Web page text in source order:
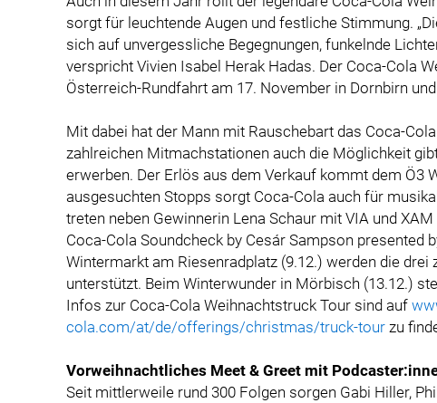
sorgt für leuchtende Augen und festliche Stimmung.
sich auf unvergessliche Begegnungen, funkelnde
verspricht Vivien Isabel Herak Hadas. Der Coca-Cola
Österreich-Rundfahrt am 17. November in Dornbirn
Mit dabei hat der Mann mit Rauschebart das Coca-
zahlreichen Mitmachstationen auch die Möglichkeit
erwerben. Der Erlös aus dem Verkauf kommt dem Ö3
ausgesuchten Stopps sorgt Coca-Cola auch für
treten neben Gewinnerin Lena Schaur mit VIA und
Coca-Cola Soundcheck by Cesár Sampson presented
Wintermarkt am Riesenradplatz (9.12.) werden die
unterstützt. Beim Winterwunder in Mörbisch (13.12.)
Infos zur Coca-Cola Weihnachtstruck Tour sind auf
cola.com/at/de/offerings/christmas/truck-tour zu
Vorweihnachtliches Meet & Greet mit
Seit mittlerweile rund 300 Folgen sorgen Gabi Hiller,